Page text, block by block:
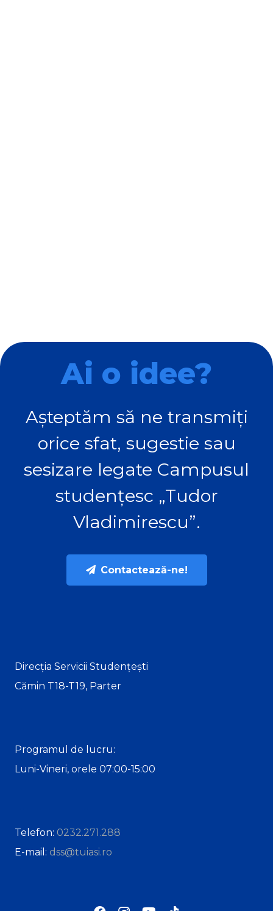
Ai o idee?
Așteptăm să ne transmiți
orice sfat, sugestie sau
sesizare legate Campusul
studențesc „Tudor
Vladimirescu”.
Contactează-ne!
Direcția Servicii Studențești
Cămin T18-T19, Parter
Programul de lucru:
Luni-Vineri, orele 07:00-15:00
Telefon: 0232.271.288
E-mail: dss@tuiasi.ro